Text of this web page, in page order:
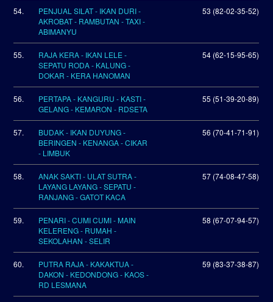
54.
PENJUAL SILAT - IKAN DURI -
AKROBAT - RAMBUTAN - TAXI -
ABIMANYU
53 (82-02-35-52)
55.
RAJA KERA - IKAN LELE -
SEPATU RODA - KALUNG -
DOKAR - KERA HANOMAN
54 (62-15-95-65)
56.
PERTAPA - KANGURU - KASTI -
GELANG - KEMARON - RDSETA
55 (51-39-20-89)
57.
BUDAK - IKAN DUYUNG -
BERINGEN - KENANGA - CIKAR
- LIMBUK
56 (70-41-71-91)
58.
ANAK SAKTI - ULAT SUTRA -
LAYANG LAYANG - SEPATU -
RANJANG - GATOT KACA
57 (74-08-47-58)
59.
PENARI - CUMI CUMI - MAIN
KELERENG - RUMAH -
SEKOLAHAN - SELIR
58 (67-07-94-57)
60.
PUTRA RAJA - KAKAKTUA -
DAKON - KEDONDONG - KAOS -
RD LESMANA
59 (83-37-38-87)